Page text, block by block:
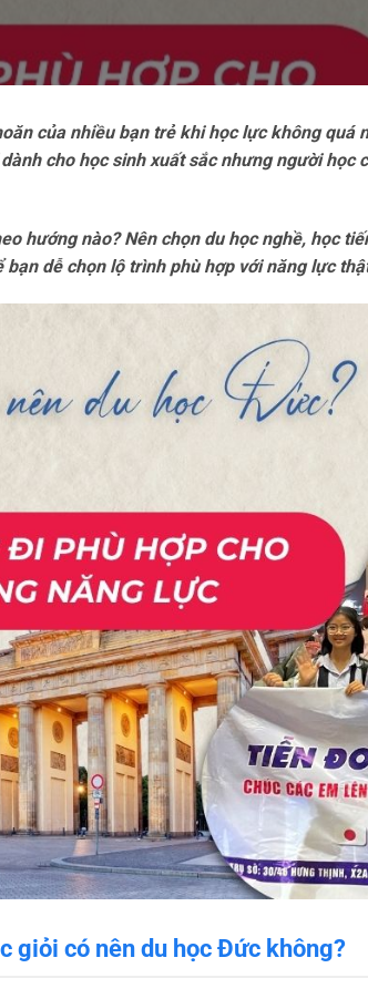
của nhiều bạn trẻ khi học lực không
cho học sinh xuất sắc nhưng người học
hướng nào? Nên chọn du học nghề, học
dễ chọn lộ trình phù hợp với năng lực
giỏi có nên du học Đức không?